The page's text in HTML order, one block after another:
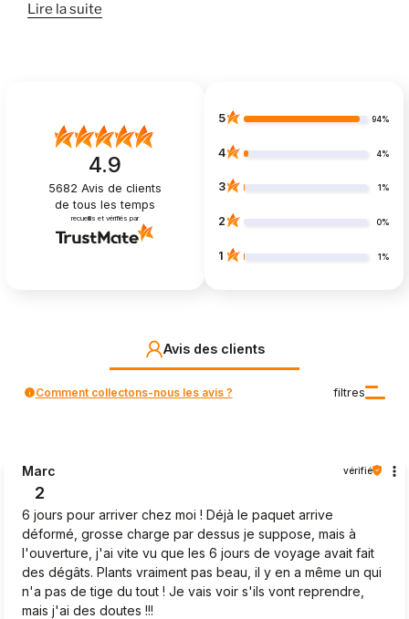
Lire la suite
4.9
5682 Avis de clients
de tous les temps
recueillis et vérifiés par
5 94%
4 4%
3 1%
2 0%
1 1%
Avis des clients
filtres
Comment collectons-nous les avis ?
Marc vérifié
2
6 jours pour arriver chez moi ! Déjà le paquet arrive
déformé, grosse charge par dessus je suppose, mais à
l'ouverture, j'ai vite vu que les 6 jours de voyage avait fait
des dégâts. Plants vraiment pas beau, il y en a même un qui
n'a pas de tige du tout ! Je vais voir s'ils vont reprendre,
mais j'ai des doutes !!!